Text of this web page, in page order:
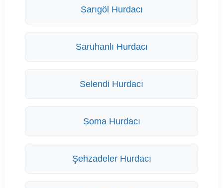
Sarıgöl Hurdacı
Saruhanlı Hurdacı
Selendi Hurdacı
Soma Hurdacı
Şehzadeler Hurdacı